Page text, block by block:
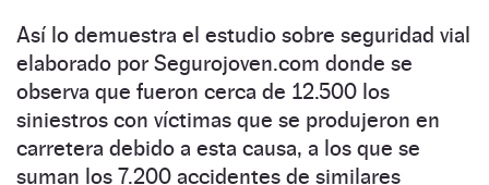
Así lo demuestra el estudio sobre seguridad vial
elaborado por Segurojoven.com donde se
observa que fueron cerca de 12.500 los
siniestros con víctimas que se produjeron en
carretera debido a esta causa, a los que se
suman los 7.200 accidentes de similares